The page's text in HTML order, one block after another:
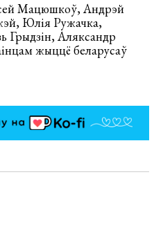
Мацюшкоў, Андрэй
Юлія Ружачка,
Грыдзін, Аляксандр
жыццё беларусаў